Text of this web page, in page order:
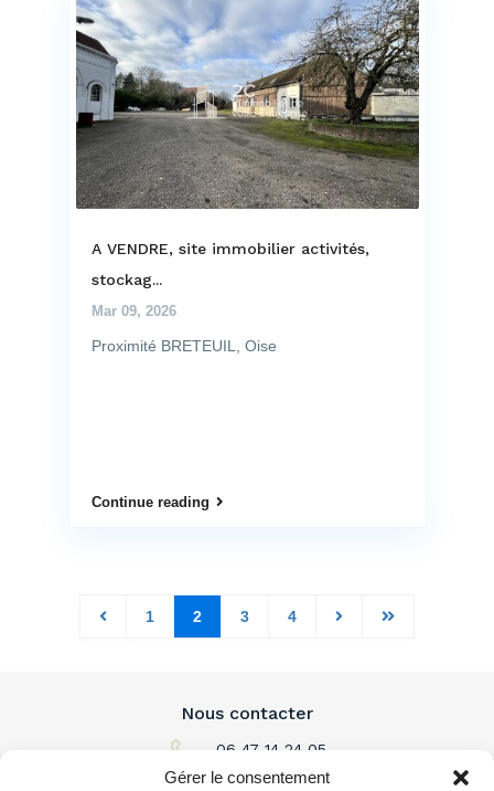
Gérer le consentement
A VENDRE, site immobilier activités,
stockag...
Mar 09, 2026
Proximité BRETEUIL, Oise
Continue reading
1 2 3 4
Nous contacter
06 47 14 24 05
Par email